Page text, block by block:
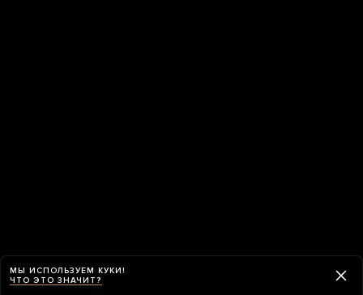
МЫ ИСПОЛЬЗУЕМ КУКИ!
ЧТО ЭТО ЗНАЧИТ?